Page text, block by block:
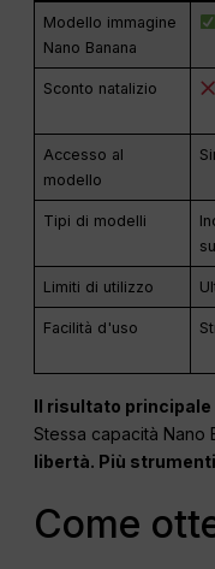
Modello immagine
Nano Banana
Sconto natalizio
Accesso al
modello
Tipi di modelli
Limiti di utilizzo
Facilità d'uso
Il risultato principale
Stessa capacità Nano
libertà. Più
Come